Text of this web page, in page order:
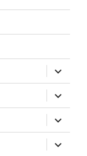
anzeigen
anzeigen
anzeigen
anzeigen